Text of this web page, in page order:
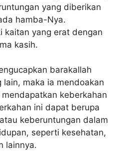
yang diberikan
hamba-Nya.
kaitan yang erat dengan
kasih.
barakallah
maka ia mendoakan
keberkahan
ini dapat berupa
keberuntungan dalam
seperti kesehatan,
lainnya.